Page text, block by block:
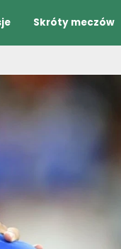
Skróty meczów